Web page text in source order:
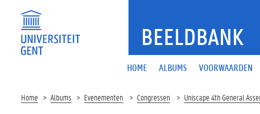
BEELDBANK
HOME ALBUMS VOORWAARDEN
Home Albums Evenementen Congressen Uniscape 4th General